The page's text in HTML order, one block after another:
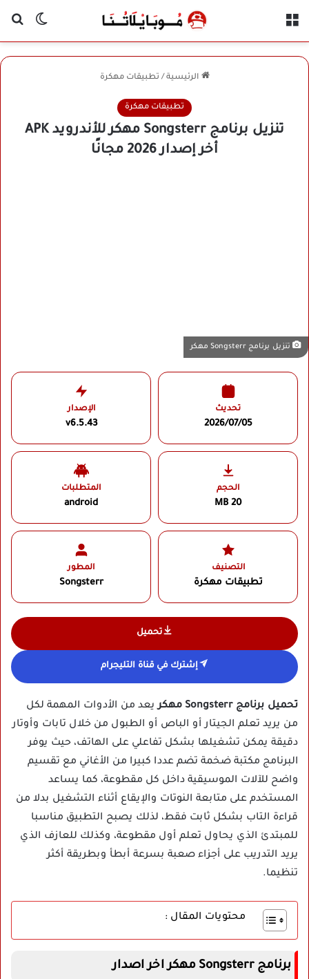
الوضع
الرئيسية / تطبيقات مهكرة
تطبيقات مهكرة
تنزيل برنامج Songsterr مهكر للأندرويد APK
أخر إصدار 2026 مجانًا
تنزيل برنامج Songsterr مهكر
تحديث
2026/07/05
الإصدار
v6.5.43
الحجم
20 MB
المتطلبات
android
التصنيف
تطبيقات مهكرة
المطور
Songsterr‏
تحميل
إشترك في قناة التليجرام
تحميل برنامج Songsterr مهكر
يعد من الأدوات المهمة لكل
من يريد تعلم الجيتار أو الباص أو الطبول من خلال تابات وأوتار
دقيقة يمكن تشغيلها بشكل تفاعلي على الهاتف، حيث يوفر
البرنامج مكتبة ضخمة تضم عددا كبيرا من الأغاني مع تقسيم
واضح للآلات الموسيقية داخل كل مقطوعة، كما يساعد
المستخدم على متابعة النوتات والإيقاع أثناء التشغيل بدلا من
قراءة التاب بشكل ثابت فقط، لذلك يصبح التطبيق مناسبا
للمبتدئ الذي يحاول تعلم أول مقطوعة، وكذلك للعازف الذي
يريد التدريب على أجزاء صعبة بسرعة أبطأ وبطريقة أكثر
تنظيما.
محتويات المقال :
برنامج Songsterr مهكر اخر اصدار